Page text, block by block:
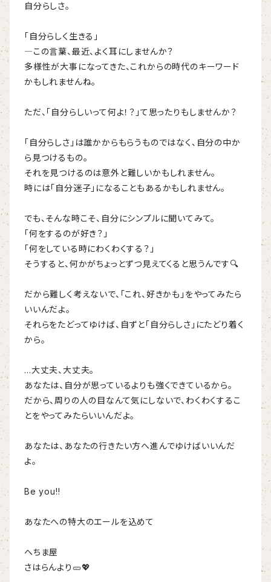
自分らしさ。
「自分らしく生きる」
―この言葉、最近、よく耳にしませんか？
多様性が大事になってきた、これからの時代のキーワード
かもしれませんね。
ただ、「自分らしいって何よ！？」て思ったりもしませんか？
「自分らしさ」は誰かからもらうものではなく、自分の中か
ら見つけるもの。
それを見つけるのは意外と難しいかもしれません。
時には「自分迷子」になることもあるかもしれません。
でも、そんな時こそ、自分にシンプルに聞いてみて。
「何をするのが好き？」
「何をしている時にわくわくする？」
そうすると、何かがちょっとずつ見えてくると思うんです🔍
だから難しく考えないで、「これ、好きかも」をやってみたら
いいんだよ。
それらをたどってゆけば、自ずと「自分らしさ」にたどり着く
から。
…大丈夫、大丈夫。
あなたは、自分が思っているよりも強くできているから。
だから、周りの人の目なんて気にしないで、わくわくするこ
とをやってみたらいいんだよ。
あなたは、あなたの行きたい方へ進んでゆけばいいんだ
よ。
Be you!!
あなたへの特大のエールを込めて
へちま屋
さはらんより🥒💖